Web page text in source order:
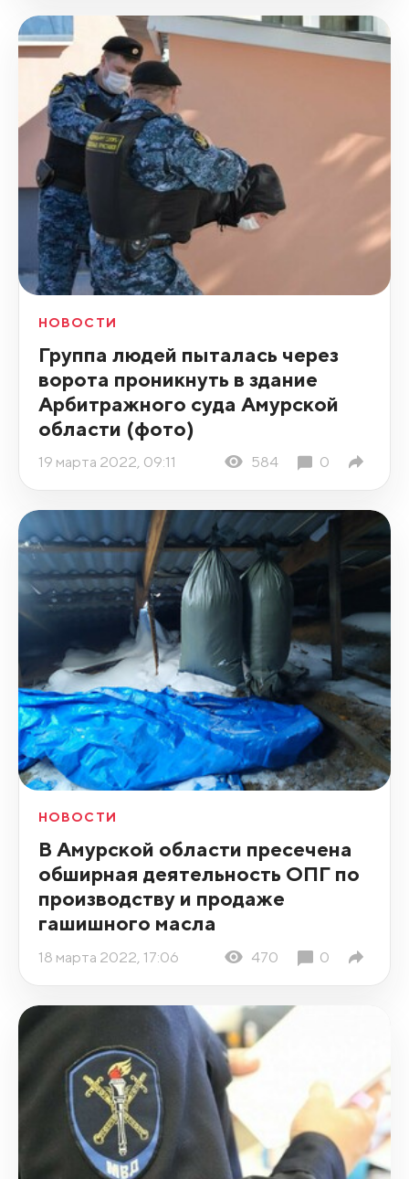
НОВОСТИ
Группа людей пыталась через
ворота проникнуть в здание
Арбитражного суда Амурской
области (фото)
19 марта 2022, 09:11 584 0
НОВОСТИ
В Амурской области пресечена
обширная деятельность ОПГ по
производству и продаже
гашишного масла
18 марта 2022, 17:06 470 0